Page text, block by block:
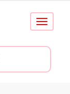
Conmutar